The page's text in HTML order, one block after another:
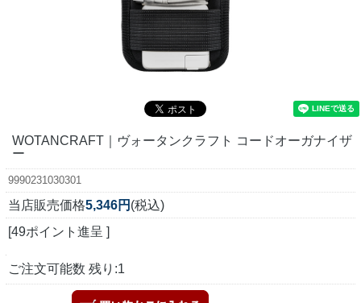
WOTANCRAFT｜ヴォータンクラフト コードオーガナイザ
ー
9990231030301
当店販売価格5,346円 (税込)
[49ポイント進呈 ]
ご注文可能数 残り:1